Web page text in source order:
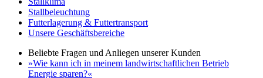
Stallbeleuchtung
Futterlagerung & Futtertransport
Unsere Geschäftsbereiche
Beliebte Fragen und Anliegen unserer Kunden
»Wie kann ich in meinem landwirtschaftlichen Betrieb
Energie sparen?«